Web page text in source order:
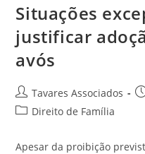
Situações
justificar
avós
Tavares Associados
Direito de Família
Apesar da proibição